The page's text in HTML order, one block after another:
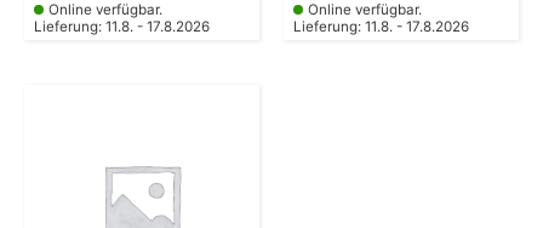
Online verfügbar.
Lieferung: 11.8. - 17.8.2026
Online verfügbar.
Lieferung: 11.8. - 17.8.2026